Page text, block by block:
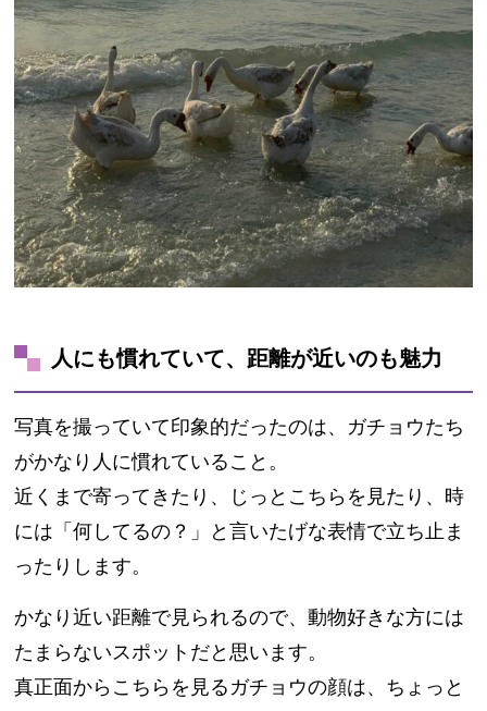
人にも慣れていて、距離が近いのも魅力
写真を撮っていて印象的だったのは、ガチョウたち
がかなり人に慣れていること。
近くまで寄ってきたり、じっとこちらを見たり、時
には「何してるの？」と言いたげな表情で立ち止ま
ったりします。
かなり近い距離で見られるので、動物好きな方には
たまらないスポットだと思います。
真正面からこちらを見るガチョウの顔は、ちょっと